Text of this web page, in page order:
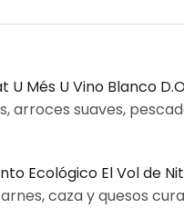
U Més U Vino Blanco
suaves,
Ecológico El Vol de
caza y quesos